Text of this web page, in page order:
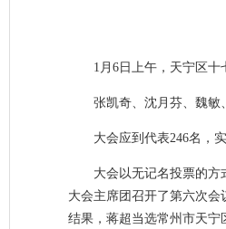
1月6日上午，天宁区
张凯奇、沈月芬、魏敏
大会应到代表246名，
大会以无记名投票的
大会主席团召开了第六次
结果，蒋超当选常州市天